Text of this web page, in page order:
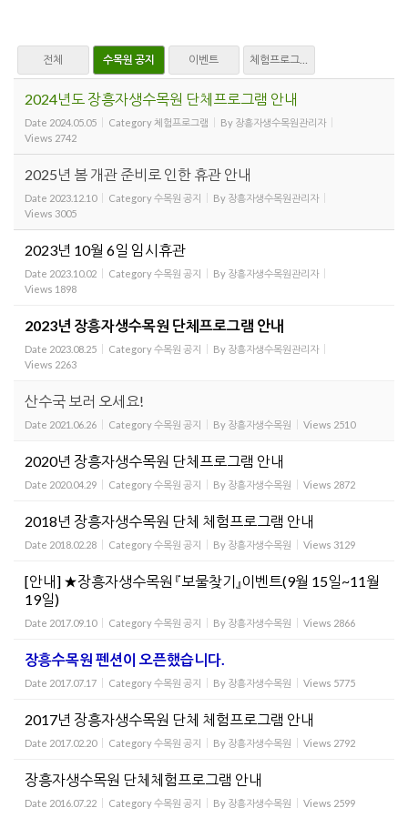
전체 수목원 공지 이벤트 체험프로그램
2024년도 장흥자생수목원 단체프로그램 안내
Date 2024.05.05 Category 체험프로그램 By 장흥자생수목원관리자
Views 2742
2025년 봄 개관 준비로 인한 휴관 안내
Date 2023.12.10 Category수목원 공지 By 장흥자생수목원관리자
Views 3005
2023년 10월 6일 임시휴관
Date 2023.10.02 Category수목원 공지 By 장흥자생수목원관리자
Views 1898
2023년 장흥자생수목원 단체프로그램 안내
Date 2023.08.25 Category수목원 공지 By 장흥자생수목원관리자
Views 2263
산수국 보러 오세요!
Date 2021.06.26 Category수목원 공지 By 장흥자생수목원 Views 2510
2020년 장흥자생수목원 단체프로그램 안내
Date 2020.04.29 Category수목원 공지 By 장흥자생수목원 Views 2872
2018년 장흥자생수목원 단체 체험프로그램 안내
Date 2018.02.28 Category수목원 공지 By 장흥자생수목원 Views 3129
[안내] ★장흥자생수목원 『보물찾기』이벤트(9월 15일~11월
19일)
Date 2017.09.10 Category수목원 공지 By 장흥자생수목원 Views 2866
장흥수목원 펜션이 오픈했습니다.
Date 2017.07.17 Category수목원 공지 By 장흥자생수목원 Views 5775
2017년 장흥자생수목원 단체 체험프로그램 안내
Date 2017.02.20 Category수목원 공지 By 장흥자생수목원 Views 2792
장흥자생수목원 단체체험프로그램 안내
Date 2016.07.22 Category수목원 공지 By 장흥자생수목원 Views 2599